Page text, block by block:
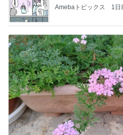
Amebaトピックス 1日